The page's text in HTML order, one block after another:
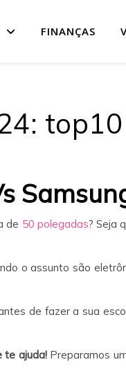
FINANÇAS
de 50 polegadas? Seja
o assunto são
de fazer a sua
te ajuda! Preparamos